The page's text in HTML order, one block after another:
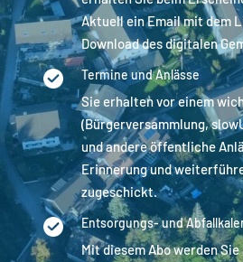
Aktuell ein Email mit dem
Download des digitalen
Termine und Anlässe
Sie erhalten vor einem
(Bürgerversammlung,
und andere öffentliche
Erinnerung und
zugeschickt.
Entsorgungs- und
Mit diesem Abo werden